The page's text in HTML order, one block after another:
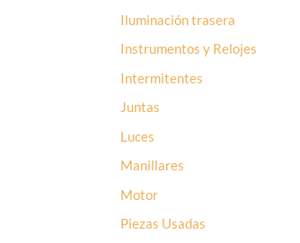
Iluminación trasera
Instrumentos y Relojes
Intermitentes
Juntas
Luces
Manillares
Motor
Piezas Usadas